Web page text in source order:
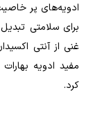
ادویه‌های پر
برای سلامتی
غنی از آنتی
مفید ادویه
کرد.